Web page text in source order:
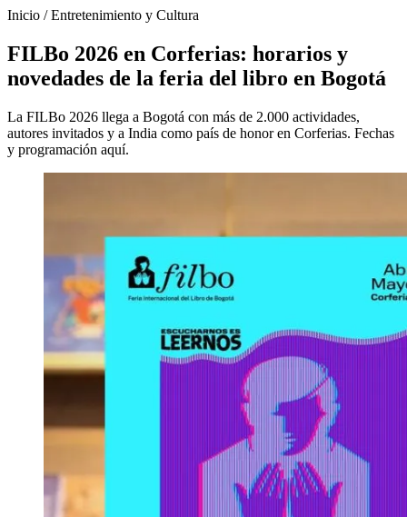
Inicio /Entretenimiento y Cultura
FILBo 2026 en Corferias: horarios y
novedades de la feria del libro en Bogotá
La FILBo 2026 llega a Bogotá con más de 2.000 actividades,
autores invitados y a India como país de honor en Corferias. Fechas
y programación aquí.